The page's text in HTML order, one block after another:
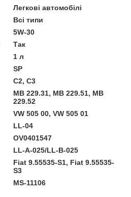
Легкові автомобілі
Всі типи
5W-30
Так
1 л
SP
C2, C3
MB 229.31, MB 229.51, MB
229.52
VW 505 00, VW 505 01
LL-04
OV0401547
LL-A-025/LL-B-025
Fiat 9.55535-S1, Fiat 9.55535-
S3
MS-11106